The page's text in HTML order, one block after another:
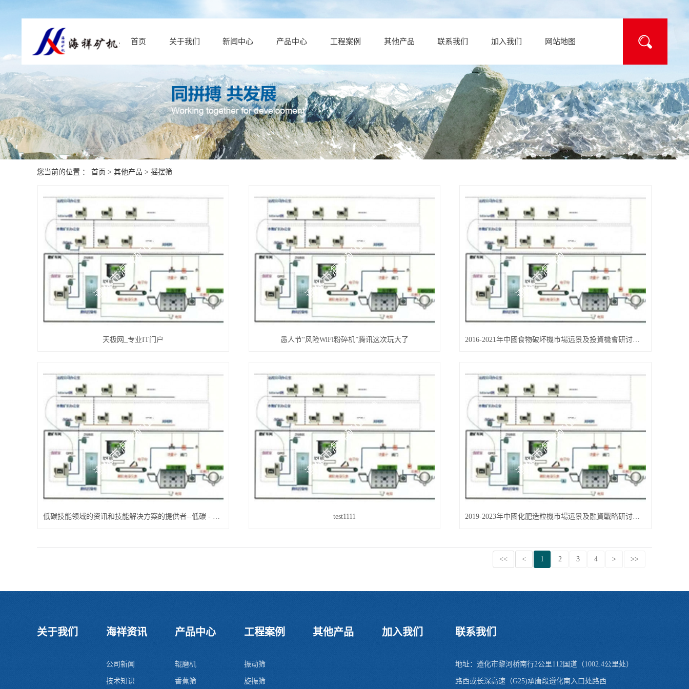
首页 关于我们 新闻中心 产品中心 工程案例 其他产品 联系我们 加入我们 网站地图
您当前的位置 ： 首页 > 其他产品 > 摇摆筛
天极网_专业IT门户 愚人节“风险WiFi粉碎机”腾讯这次玩大了 2016-2021年中國食物破坏機市場远景及投資機會研讨報告
低碳技能领域的资讯和技能解决方案的提供者--低碳 - OFweek环保网 test1111 2019-2023年中國化肥造粒機市場远景及融資戰略研讨報告
<< < 1 2 3 4 > >>
关于我们 海祥资讯
公司新闻
技术知识
产品中心
辊磨机
香蕉筛
工程案例
振动筛
旋振筛
其他产品 加入我们 联系我们
地址：遵化市黎河桥南行2公里112国道（1002.4公里处）
路西或长深高速（G25)承唐段遵化南入口处路西